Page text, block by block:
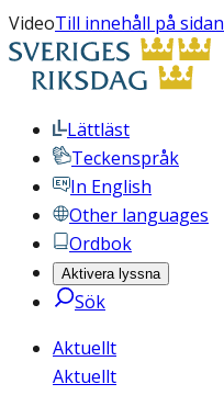
VideoTill innehåll på sidan
Lättläst
Teckenspråk
In English
Other languages
Ordbok
Aktivera lyssna
Sök
Aktuellt
Aktuellt